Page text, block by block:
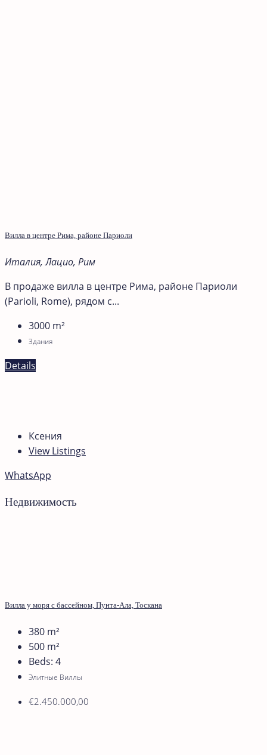
Вилла в центре Рима, районе Париоли
Италия, Лацио, Рим
В продаже вилла в центре Рима, районе Париоли
(Parioli, Rome), рядом с...
3000 m²
Здания
Details
Ксения
View Listings
WhatsApp
Недвижимость
Вилла у моря с бассейном, Пунта-Ала, Тоскана
380 m²
500 m²
Beds: 4
Элитные Виллы
€2.450.000,00